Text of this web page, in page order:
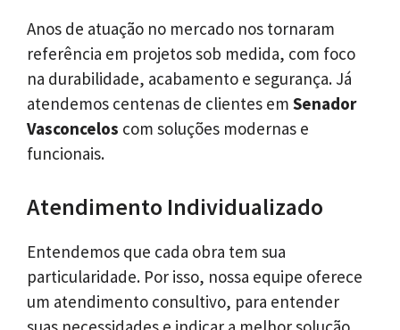
Anos de atuação no mercado nos tornaram
referência em projetos sob medida, com foco
na durabilidade, acabamento e segurança. Já
atendemos centenas de clientes em Senador
Vasconcelos com soluções modernas e
funcionais.
Atendimento Individualizado
Entendemos que cada obra tem sua
particularidade. Por isso, nossa equipe oferece
um atendimento consultivo, para entender